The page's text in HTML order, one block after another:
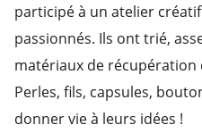
participé à un atelier
passionnés. Ils ont trié,
matériaux de récupération
Perles, fils, capsules,
donner vie à leurs idées !